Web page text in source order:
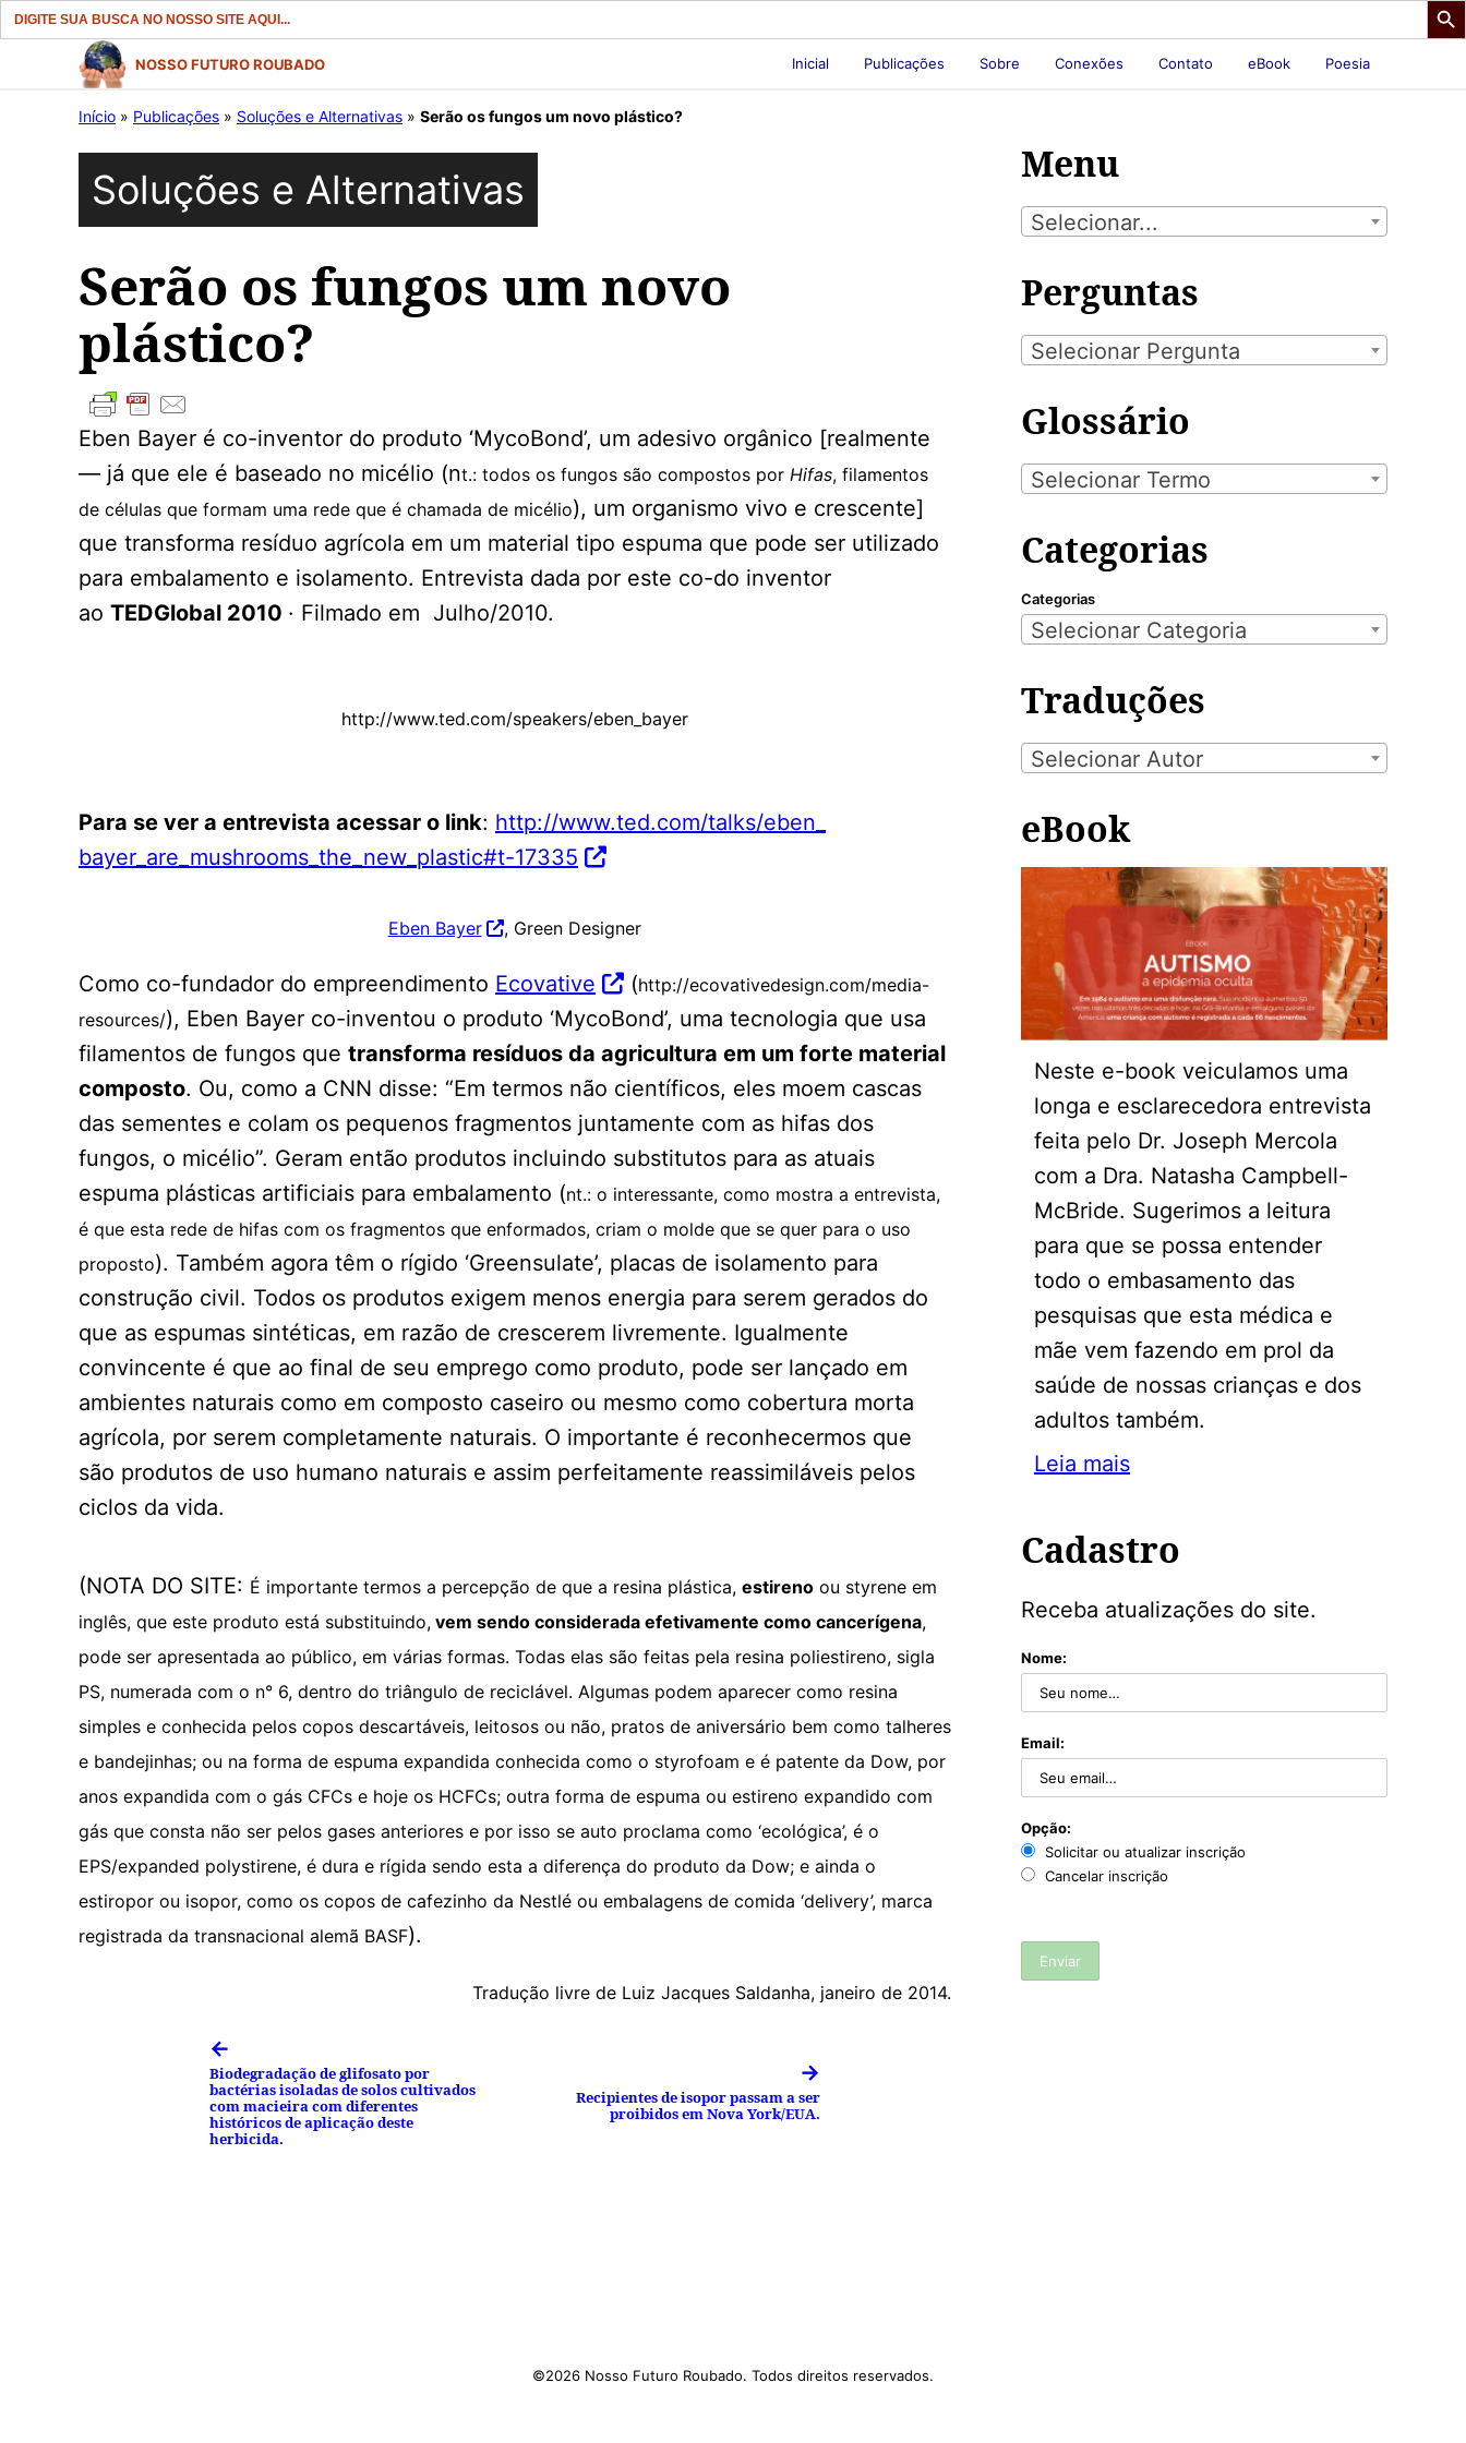
Search
for:
conteúdo
NOSSO FUTURO ROUBADO Inicial Publicações Sobre Conexões Contato eBook Poesia
Início » Publicações » Soluções e Alternativas » Serão os fungos um novo plástico?
Soluções e Alternativas
Serão os fungos um novo
plástico?
Eben Bayer é co-inventor do produto ‘MycoBond’, um adesivo orgânico [realmente
— já que ele é baseado no micélio (nt.: todos os fungos são compostos por Hifas, filamentos
de células que formam uma rede que é chamada de micélio), um organismo vivo e crescente]
que transforma resíduo agrícola em um material tipo espuma que pode ser utilizado
para embalamento e isolamento. Entrevista dada por este co-do inventor
ao TEDGlobal 2010 · Filmado em Julho/2010.
http://www.ted.com/speakers/eben_bayer
Para se ver a entrevista acessar o link: http://www.ted.com/talks/eben_
bayer_are_mushrooms_the_new_ plastic#t-17335
Eben Bayer , Green Designer
Como co-fundador do empreendimento Ecovative (http://ecovativedesign.com/media-
resources/), Eben Bayer co-inventou o produto ‘MycoBond’, uma tecnologia que usa
filamentos de fungos que transforma resíduos da agricultura em um forte material
composto. Ou, como a CNN disse: “Em termos não científicos, eles moem cascas
das sementes e colam os pequenos fragmentos juntamente com as hifas dos
fungos, o micélio”. Geram então produtos incluindo substitutos para as atuais
espuma plásticas artificiais para embalamento (nt.: o interessante, como mostra a entrevista,
é que esta rede de hifas com os fragmentos que enformados, criam o molde que se quer para o uso
proposto). Também agora têm o rígido ‘Greensulate’, placas de isolamento para
construção civil. Todos os produtos exigem menos energia para serem gerados do
que as espumas sintéticas, em razão de crescerem livremente. Igualmente
convincente é que ao final de seu emprego como produto, pode ser lançado em
ambientes naturais como em composto caseiro ou mesmo como cobertura morta
agrícola, por serem completamente naturais. O importante é reconhecermos que
são produtos de uso humano naturais e assim perfeitamente reassimiláveis pelos
ciclos da vida.
(NOTA DO SITE: É importante termos a percepção de que a resina plástica, estireno ou styrene em
inglês, que este produto está substituindo, vem sendo considerada efetivamente como cancerígena,
pode ser apresentada ao público, em várias formas. Todas elas são feitas pela resina poliestireno, sigla
PS, numerada com o n° 6, dentro do triângulo de reciclável. Algumas podem aparecer como resina
simples e conhecida pelos copos descartáveis, leitosos ou não, pratos de aniversário bem como talheres
e bandejinhas; ou na forma de espuma expandida conhecida como o styrofoam e é patente da Dow, por
anos expandida com o gás CFCs e hoje os HCFCs; outra forma de espuma ou estireno expandido com
gás que consta não ser pelos gases anteriores e por isso se auto proclama como ‘ecológica’, é o
EPS/expanded polystirene, é dura e rígida sendo esta a diferença do produto da Dow; e ainda o
estiropor ou isopor, como os copos de cafezinho da Nestlé ou embalagens de comida ‘delivery’, marca
registrada da transnacional alemã BASF).
Tradução livre de Luiz Jacques Saldanha, janeiro de 2014.
←
Biodegradação de glifosato por
bactérias isoladas de solos cultivados
com macieira com diferentes
históricos de aplicação deste
herbicida.
→
Recipientes de isopor passam a ser
proibidos em Nova York/EUA.
Menu
Selecionar...
Perguntas
Selecionar Pergunta
Glossário
Selecionar Termo
Categorias
Categorias
Selecionar Categoria
Traduções
Selecionar Autor
eBook
Neste e-book veiculamos uma
longa e esclarecedora entrevista
feita pelo Dr. Joseph Mercola
com a Dra. Natasha Campbell-
McBride. Sugerimos a leitura
para que se possa entender
todo o embasamento das
pesquisas que esta médica e
mãe vem fazendo em prol da
saúde de nossas crianças e dos
adultos também.
Leia mais
Cadastro
Receba atualizações do site.
Nome:
Email:
Opção:
Solicitar ou atualizar inscrição
Cancelar inscrição
©2026 Nosso Futuro Roubado. Todos direitos reservados.